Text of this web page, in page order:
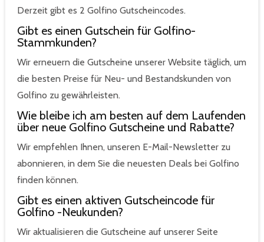
Derzeit gibt es 2 Golfino Gutscheincodes.
Gibt es einen Gutschein für Golfino-
Stammkunden?
Wir erneuern die Gutscheine unserer Website täglich, um
die besten Preise für Neu- und Bestandskunden von
Golfino zu gewährleisten.
Wie bleibe ich am besten auf dem Laufenden
über neue Golfino Gutscheine und Rabatte?
Wir empfehlen Ihnen, unseren E-Mail-Newsletter zu
abonnieren, in dem Sie die neuesten Deals bei Golfino
finden können.
Gibt es einen aktiven Gutscheincode für
Golfino -Neukunden?
Wir aktualisieren die Gutscheine auf unserer Seite